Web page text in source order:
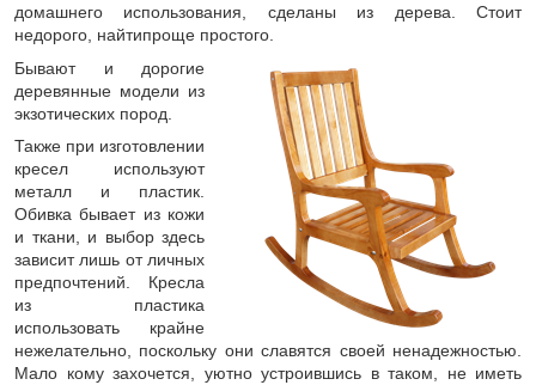
домашнего использования, сделаны из дерева. Стоит
недорого, найтипроще простого.
Бывают и дорогие
деревянные модели из
экзотических пород.
Также при изготовлении
кресел используют
металл и пластик.
Обивка бывает из кожи
и ткани, и выбор здесь
зависит лишь от личных
предпочтений. Кресла
из пластика
использовать крайне
нежелательно, поскольку они славятся своей ненадежностью.
Мало кому захочется, уютно устроившись в таком, не иметь